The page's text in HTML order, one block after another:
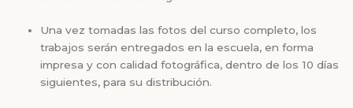
Una vez tomadas las fotos del curso completo, los
trabajos serán entregados en la escuela, en forma
impresa y con calidad fotográfica, dentro de los 10 días
siguientes, para su distribución.